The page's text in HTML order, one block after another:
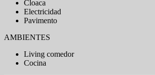
Cloaca
Electricidad
Pavimento
AMBIENTES
Living comedor
Cocina